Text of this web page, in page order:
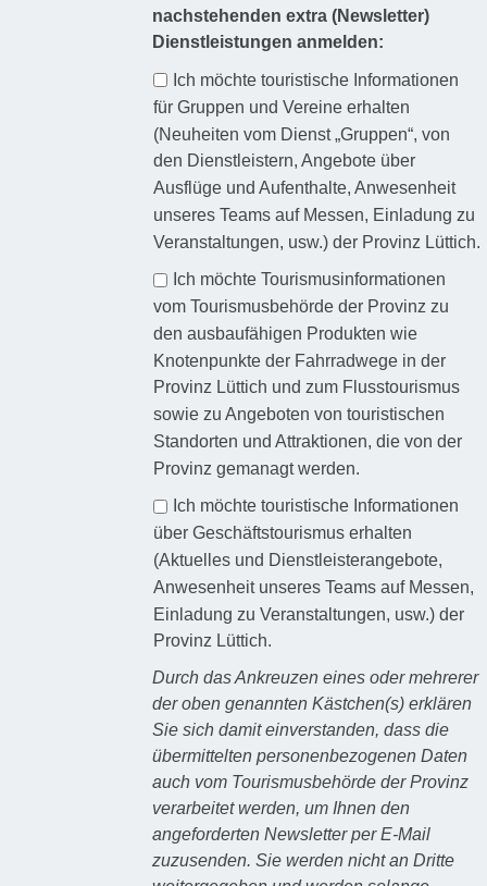
nachstehenden extra (Newsletter)
Dienstleistungen anmelden:
Ich möchte touristische Informationen
für Gruppen und Vereine erhalten
(Neuheiten vom Dienst „Gruppen“, von
den Dienstleistern, Angebote über
Ausflüge und Aufenthalte, Anwesenheit
unseres Teams auf Messen, Einladung zu
Veranstaltungen, usw.) der Provinz Lüttich.
Ich möchte Tourismusinformationen
vom Tourismusbehörde der Provinz zu
den ausbaufähigen Produkten wie
Knotenpunkte der Fahrradwege in der
Provinz Lüttich und zum Flusstourismus
sowie zu Angeboten von touristischen
Standorten und Attraktionen, die von der
Provinz gemanagt werden.
Ich möchte touristische Informationen
über Geschäftstourismus erhalten
(Aktuelles und Dienstleisterangebote,
Anwesenheit unseres Teams auf Messen,
Einladung zu Veranstaltungen, usw.) der
Provinz Lüttich.
Durch das Ankreuzen eines oder mehrerer
der oben genannten Kästchen(s) erklären
Sie sich damit einverstanden, dass die
übermittelten personenbezogenen Daten
auch vom Tourismusbehörde der Provinz
verarbeitet werden, um Ihnen den
angeforderten Newsletter per E-Mail
zuzusenden. Sie werden nicht an Dritte